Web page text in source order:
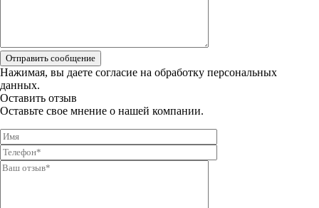
Отправить сообщение
Нажимая, вы даете согласие на обработку персональных
данных.
Оставить отзыв
Оставьте свое мнение о нашей компании.